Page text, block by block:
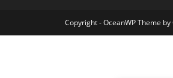
Copyright - OceanWP Theme by